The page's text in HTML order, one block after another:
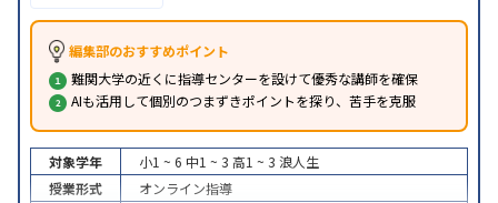
編集部のおすすめポイント
難関大学の近くに指導センターを設けて優秀な講師を確保
AIも活用して個別のつまずきポイントを探り、苦手を克服
対象学年 小1 ~ 6 中1 ~ 3 高1 ~ 3 浪人生
授業形式
オンライン指導